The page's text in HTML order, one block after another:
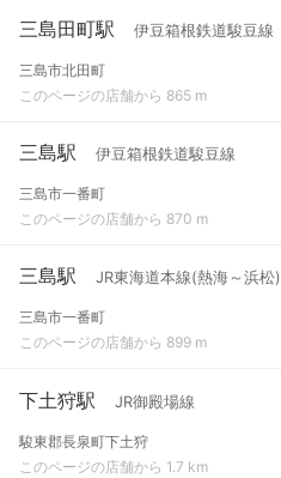
三島田町駅 伊豆箱根鉄道駿豆線
三島市北田町
このページの店舗から 865 m
三島駅 伊豆箱根鉄道駿豆線
三島市一番町
このページの店舗から 870 m
三島駅 JR東海道本線(熱海～浜松)
三島市一番町
このページの店舗から 899 m
下土狩駅 JR御殿場線
駿東郡長泉町下土狩
このページの店舗から 1.7 km